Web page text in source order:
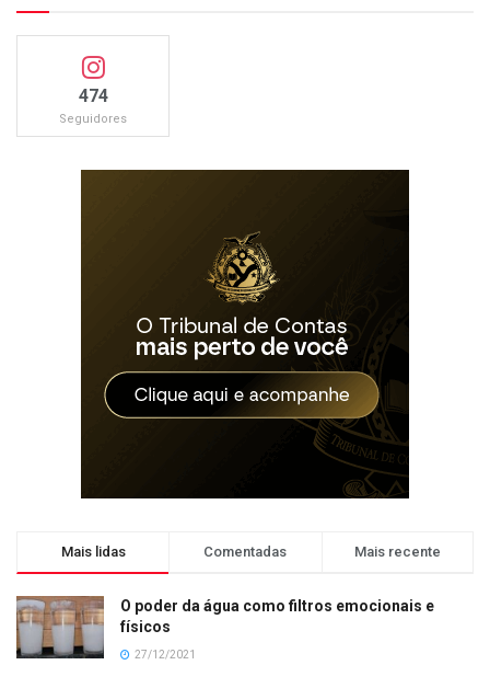
474
Seguidores
Mais lidas Comentadas Mais recente
O poder da água como filtros emocionais e
físicos
27/12/2021